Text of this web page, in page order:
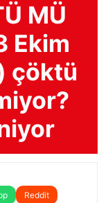
MÜ
Ekim
çöktü
Reddit